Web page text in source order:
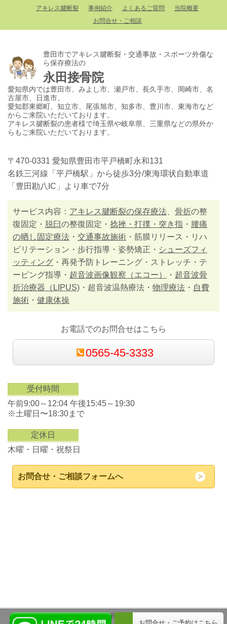
LINEで24時間お問合せ
アキレス腱断裂
事例紹介 よくあるご質問
当院概要
お問合せ・ご相談
豊田市でアキレス腱断裂・交通事故・スポーツ外傷な
ら保存療法の
永田接骨院
愛知県内では豊田市、みよし市、瀬戸市、長久手市、岡崎市、名
古屋市、日進市、
愛知郡東郷町、知立市、尾張旭市、知多市、豊川市、東海市など
からご来院いただいております。
アキレス腱断裂の患者様で埼玉県や岐阜県、三重県などの県外か
らもご来院いただいております。
〒470-0331 愛知県豊田市平戸橋町永和131
名鉄三河線「平戸橋駅」から徒歩3分/東海環状自動車道
「豊田勘八IC」より車で7分
サービス内容： アキレス腱断裂の保存療法 骨折の整
復固定・ 脱臼の整復固定・ 捻挫・打撲・突き指 ・ 腰痛
の晒し固定療法 ・ 交通事故施術 ・筋膜リリース・リハ
ビリテーション・歩行指導・姿勢矯正・ シューズフィ
ッティング ・再発予防トレーニング・ストレッチ・テ
ーピング指導・ 超音波画像観察（エコー） ・ 超音波骨
折治療器（LIPUS) ・超音波温熱療法・ 物理療法 ・ 自費
施術 ・ 健康体操
お電話でのお問合せはこちら
0565-45-3333
受付時間
午前9:00～12:04 午後15:45～19:30
※土曜日〜18:30まで
定休日
木曜・日曜・祝祭日
お問合せ・ご相談フォームへ
(c) 永田接骨院